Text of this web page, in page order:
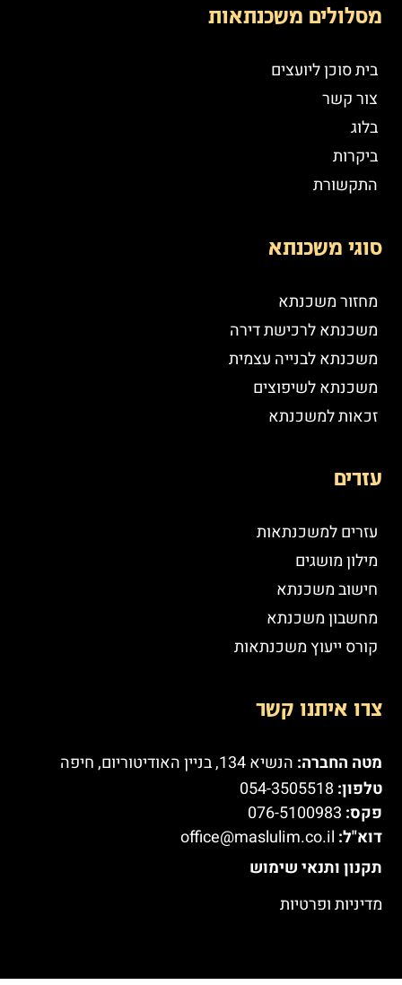
מסלולים משכנתאות
בית סוכן ליועצים
צור קשר
בלוג
ביקרות
התקשורת
סוגי משכנתא
מחזור משכנתא
משכנתא לרכישת דירה
משכנתא לבנייה עצמית
משכנתא לשיפוצים
זכאות למשכנתא
עזרים
עזרים למשכנתאות
מילון מושגים
חישוב משכנתא
מחשבון משכנתא
קורס ייעוץ משכנתאות
צרו איתנו קשר
מטה החברה: הנשיא 134, בניין האודיטוריום, חיפה
טלפון: 054-3505518
פקס:
דוא"ל: office@maslulim.co.il
תקנון ותנאי שימוש
מדיניות ופרטיות